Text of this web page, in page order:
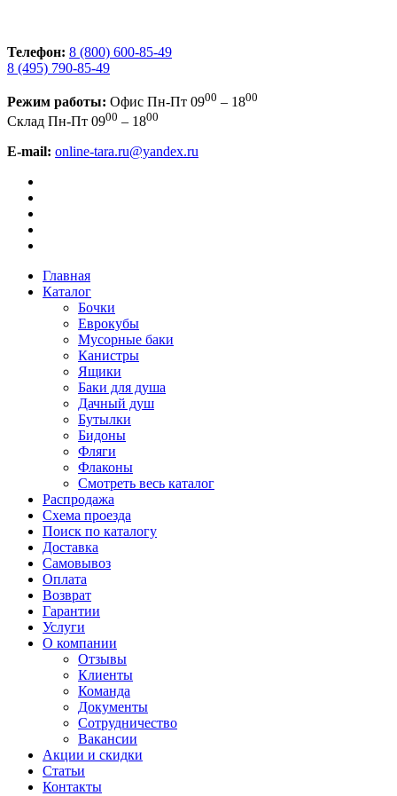
Телефон: 8 (800) 600-85-49
8 (495) 790-85-49
Режим работы: Офис Пн-Пт 0900 – 1800
Склад Пн-Пт 0900 – 1800
E-mail: online-tara.ru@yandex.ru
Главная
Каталог
Бочки
Еврокубы
Мусорные баки
Канистры
Ящики
Баки для душа
Дачный душ
Бутылки
Бидоны
Фляги
Флаконы
Смотреть весь каталог
Распродажа
Схема проезда
Поиск по каталогу
Доставка
Самовывоз
Оплата
Возврат
Гарантии
Услуги
О компании
Отзывы
Клиенты
Команда
Документы
Сотрудничество
Вакансии
Акции и скидки
Статьи
Контакты